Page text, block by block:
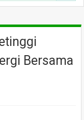
Bersama